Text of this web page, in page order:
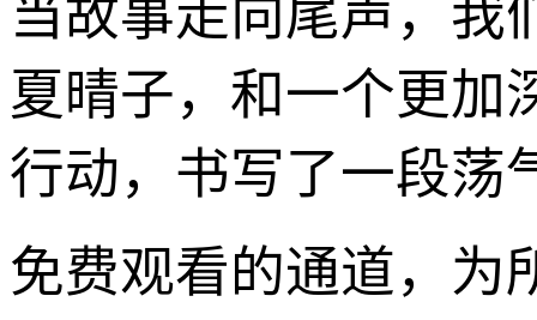
当故事走向尾声，我
夏晴子，和一个更加
行动，书写了一段荡
免费观看的通道，为